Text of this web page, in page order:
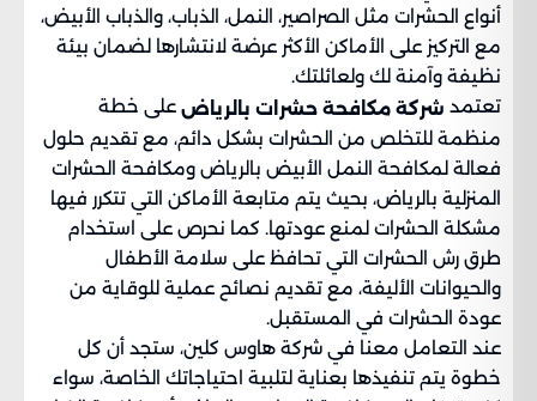
أنواع الحشرات مثل الصراصير، النمل، الذباب، والذباب الأبيض،
مع التركيز على الأماكن الأكثر عرضة لانتشارها لضمان بيئة
نظيفة وآمنة لك ولعائلتك.
تعتمد شركة مكافحة حشرات بالرياض على خطة
منظمة للتخلص من الحشرات بشكل دائم، مع تقديم حلول
فعالة لمكافحة النمل الأبيض بالرياض ومكافحة الحشرات
المنزلية بالرياض، بحيث يتم متابعة الأماكن التي تتكرر فيها
مشكلة الحشرات لمنع عودتها. كما نحرص على استخدام
طرق رش الحشرات التي تحافظ على سلامة الأطفال
والحيوانات الأليفة، مع تقديم نصائح عملية للوقاية من
عودة الحشرات في المستقبل.
عند التعامل معنا في شركة هاوس كلين، ستجد أن كل
خطوة يتم تنفيذها بعناية لتلبية احتياجاتك الخاصة، سواء